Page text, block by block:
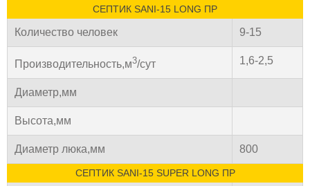
СЕПТИК SANI-15 LONG ПР
Количество человек 9-15
Производительность,м3/сут 1,6-2,5
Диаметр,мм
Высота,мм
Диаметр люка,мм 800
СЕПТИК SANI-15 SUPER LONG ПР